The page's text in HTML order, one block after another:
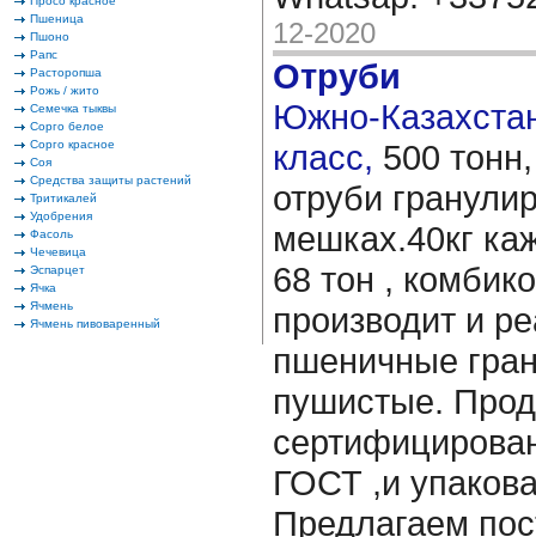
Пшеница
Пшоно
Рапс
Расторопша
Рожь / жито
Семечка тыквы
Сорго белое
Сорго красное
Соя
Средства защиты растений
Тритикалей
Удобрения
Фасоль
Чечевица
Эспарцет
Ячка
Ячмень
Ячмень пивоваренный
12-2020
Отруби
Южно-
класс, 500
отруби
мешках.40кг
68 тон ,
производит и
пшеничные
пушистые.
ГОСТ ,и
Предлагаем